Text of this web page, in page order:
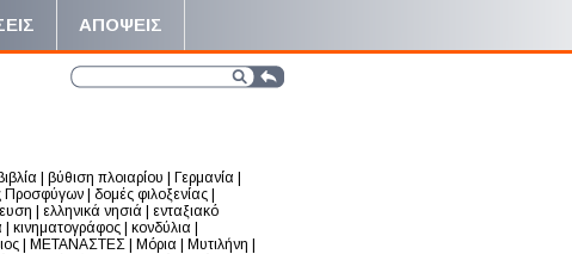
ΑΠΟΨΕΙΣ
βύθιση πλοιαρίου Γερμανία
Προσφύγων| δομές φιλοξενίας|
ελληνικά νησιά
ενταξιακό
κινηματογράφος| κονδύλια
| ΜΕΤΑΝΑΣΤΕΣ| Μόρια Μυτιλήνη